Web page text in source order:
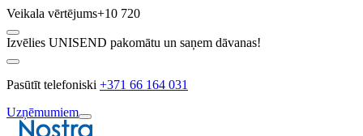
Veikala vērtējums+10 720
Izvēlies UNISEND pakomātu un saņem dāvanas!
Pasūtīt telefoniski +371 66 164 031
Uzņēmumiem